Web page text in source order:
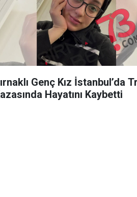
Genç Kız İstanbul’da
Hayatını Kaybetti